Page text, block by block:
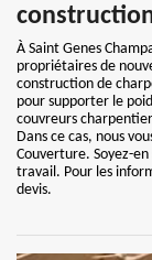
À Saint Genes
propriétaires de
construction de
pour supporter le
couvreurs
Dans ce cas, nous
Couverture. Soyez-
travail. Pour les
devis.